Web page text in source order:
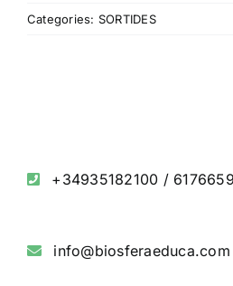
Categories: SORTIDES
+34935182100 /
info@biosferaeduca.com